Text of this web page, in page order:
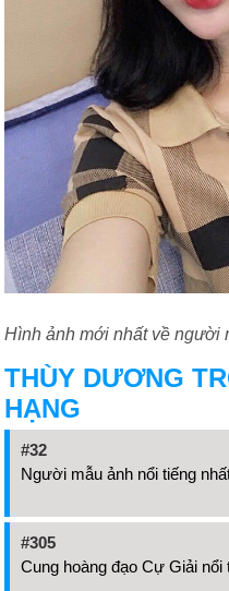
Hình ảnh mới nhất về người
THÙY DƯƠNG
HẠNG
#32
Người mẫu ảnh nổi tiếng
#305
Cung hoàng đạo Cự Giải nổi